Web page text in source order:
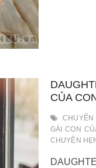
lo
con
CỦA
CHUYỂN
GÁI CON
CHUYỆN